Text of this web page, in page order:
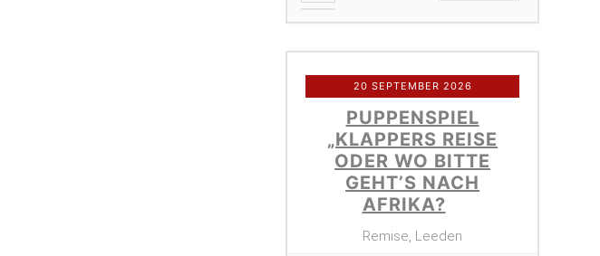
20 SEPTEMBER 2026
PUPPENSPIEL
„KLAPPERS REISE
ODER WO BITTE
GEHT’S NACH
AFRIKA?
Remise, Leeden